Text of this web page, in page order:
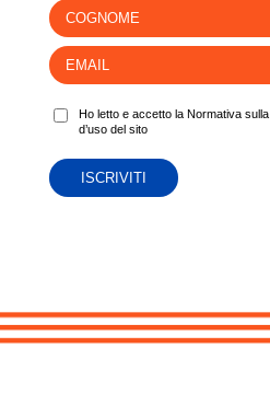
Ho letto e accetto la Normativa sulla
d’uso del sito